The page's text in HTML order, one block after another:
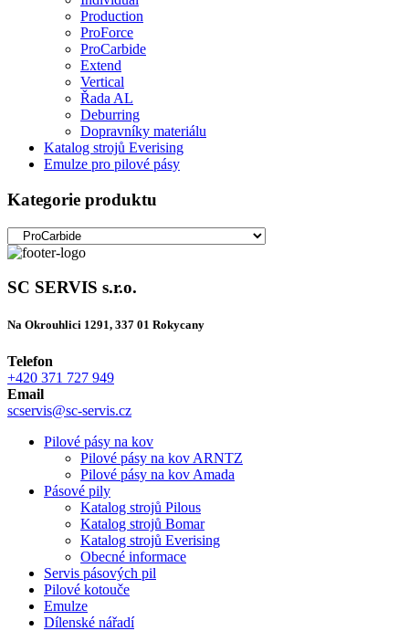
Production
ProForce
ProCarbide
Extend
Vertical
Řada AL
Deburring
Dopravníky materiálu
Katalog strojů Everising
Emulze pro pilové pásy
Kategorie produktu
SC SERVIS s.r.o.
Na Okrouhlici 1291, 337 01 Rokycany
Telefon
+420 371 727 949
Email
scservis@sc-servis.cz
Pilové pásy na kov
Pilové pásy na kov ARNTZ
Pilové pásy na kov Amada
Pásové pily
Katalog strojů Pilous
Katalog strojů Bomar
Katalog strojů Everising
Obecné informace
Servis pásových pil
Pilové kotouče
Emulze
Dílenské nářadí